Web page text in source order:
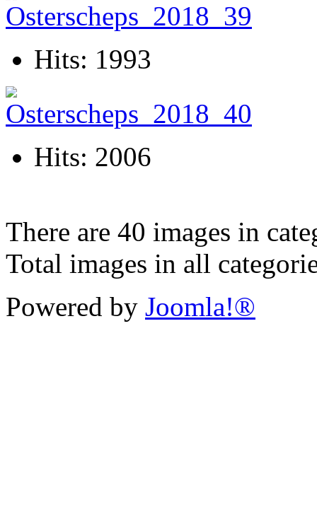
Hits: 1993
Hits: 2006
There are 40 images in
Total images in all
Powered by Joomla!®